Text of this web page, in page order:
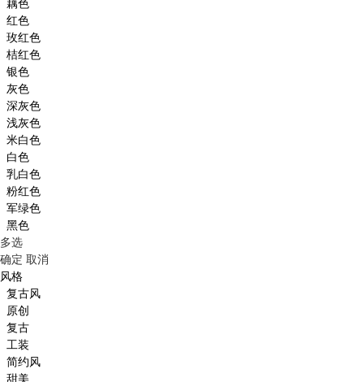
红色
玫红色
桔红色
银色
灰色
深灰色
浅灰色
米白色
白色
乳白色
粉红色
军绿色
黑色
多选
确定 取消
风格
复古风
原创
复古
工装
简约风
甜美